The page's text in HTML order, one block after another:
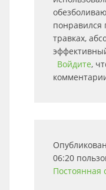
понравился
травках,
Войдите,
06:20
Постоянная